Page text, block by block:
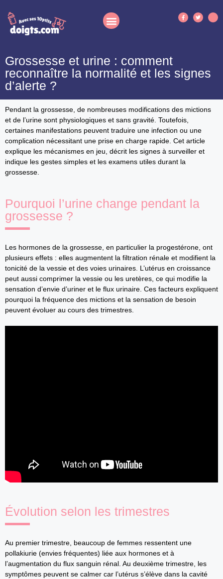
Grossesse et urine : comment
reconnaître la normalité et les signes
d’alerte ?
Pendant la grossesse, de nombreuses modifications des mictions
et de l’urine sont physiologiques et sans gravité. Toutefois,
certaines manifestations peuvent traduire une infection ou une
complication nécessitant une prise en charge rapide. Cet article
explique les mécanismes en jeu, décrit les signes à surveiller et
indique les gestes simples et les examens utiles durant la
grossesse.
Pourquoi l’urine change pendant la
grossesse ?
Les hormones de la grossesse, en particulier la progestérone, ont
plusieurs effets : elles augmentent la filtration rénale et modifient la
tonicité de la vessie et des voies urinaires. L’utérus en croissance
peut aussi comprimer la vessie ou les uretères, ce qui modifie la
sensation d’envie d’uriner et le flux urinaire. Ces facteurs expliquent
pourquoi la fréquence des mictions et la sensation de besoin
peuvent évoluer au cours des trimestres.
Évolution selon les trimestres
Au premier trimestre, beaucoup de femmes ressentent une
pollakiurie (envies fréquentes) liée aux hormones et à
l’augmentation du flux sanguin rénal. Au deuxième trimestre, les
symptômes peuvent se calmer car l’utérus s’élève dans la cavité